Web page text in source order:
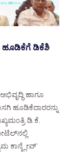
ಹೂಡಿಕೆಗೆ ಡಿಕೆಶಿ
ಹಾಗೂ
ಹೂಡಿಕೆದಾರರನ್ನು
ಡಿ.ಕೆ.
ಕಾನ್ಕ್ಲೇವ್'